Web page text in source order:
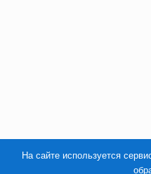
На сайте используется